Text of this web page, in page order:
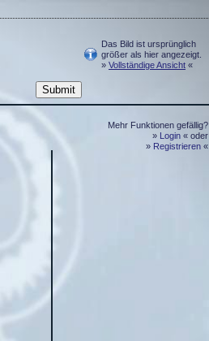
Das Bild ist ursprünglich
größer als hier angezeigt.
» Vollständige Ansicht «
Mehr Funktionen gefällig?
» Login « oder
» Registrieren «